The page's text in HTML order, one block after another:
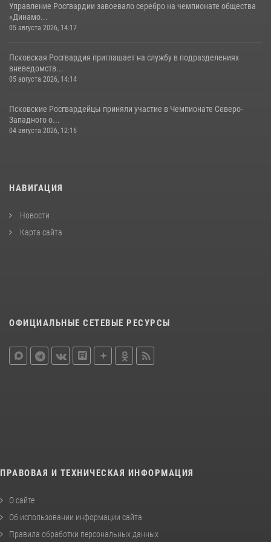
Управление Росгвардии завоевало серебро на чемпионате общества
«Динамо...
05 августа 2026, 14:17
Псковская Росгвардия приглашает на службу в подразделениях
вневедомств...
05 августа 2026, 14:14
Псковские Росгвардейцы приняли участие в Чемпионате Северо-
Западного о...
04 августа 2026, 12:16
НАВИГАЦИЯ
Новости
Карта сайта
ОФИЦИАЛЬНЫЕ СЕТЕВЫЕ РЕСУРСЫ
ПРАВОВАЯ И ТЕХНИЧЕСКАЯ ИНФОРМАЦИЯ
О сайте
Об использовании информации сайта
Правила обработки персональных данных